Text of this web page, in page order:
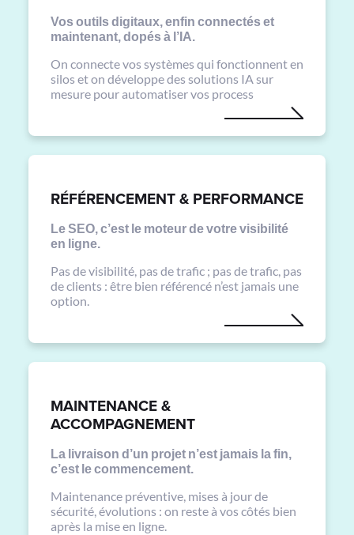
Vos outils digitaux, enfin connectés et
maintenant, dopés à l’IA.
On connecte vos systèmes qui fonctionnent en
silos et on développe des solutions IA sur
mesure pour automatiser vos process
RÉFÉRENCEMENT & PERFORMANCE
Le SEO, c’est le moteur de votre visibilité
en ligne.
Pas de visibilité, pas de trafic ; pas de trafic, pas
de clients : être bien référencé n’est jamais une
option.
MAINTENANCE &
ACCOMPAGNEMENT
La livraison d’un projet n’est jamais la fin,
c’est le commencement.
Maintenance préventive, mises à jour de
sécurité, évolutions : on reste à vos côtés bien
après la mise en ligne.